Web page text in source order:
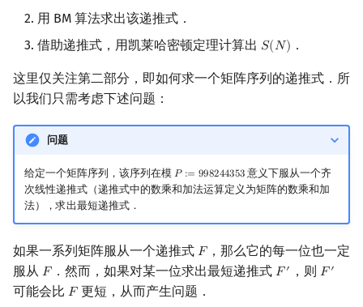
用 BM 算法求出该递推式．
借助递推式，用凯莱哈密顿定理计算出 𝑆(𝑁)
S(N) ．
这里仅关注第二部分，即如何求一个矩阵序列的递推式．所
以我们只需考虑下述问题：
问题
给定一个矩阵序列，该序列在模 𝑃 := 998244353
P:=998244353
意义下服从一个齐
次线性递推式（递推式中的数乘和加法运算定义为矩阵的数乘和加
法），求出最短递推式．
如果一系列矩阵服从一个递推式 𝐹
F ，那么它的每一位也一定
服从 𝐹
F ．然而，如果对某一位求出最短递推式𝐹 ′
F′ ，则 𝐹 ′
F′
可能会比 𝐹
F 更短，从而产生问题．